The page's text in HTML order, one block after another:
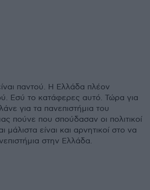
παντού. Η Ελλάδα πλέον
Εσύ το κατάφερες αυτό. Τώρα για
για τα πανεπιστήμια του
πούνε που σπούδασαν οι πολιτικοί
μάλιστα είναι και αρνητικοί στο να
στην Ελλάδα.